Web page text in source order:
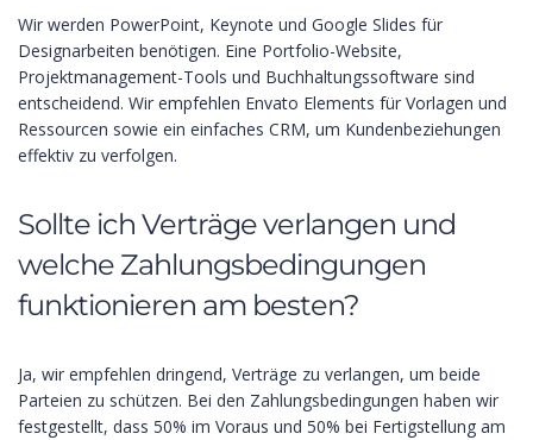
Wir werden PowerPoint, Keynote und Google Slides für
Designarbeiten benötigen. Eine Portfolio-Website,
Projektmanagement-Tools und Buchhaltungssoftware sind
entscheidend. Wir empfehlen Envato Elements für Vorlagen und
Ressourcen sowie ein einfaches CRM, um Kundenbeziehungen
effektiv zu verfolgen.
Sollte ich Verträge verlangen und
welche Zahlungsbedingungen
funktionieren am besten?
Ja, wir empfehlen dringend, Verträge zu verlangen, um beide
Parteien zu schützen. Bei den Zahlungsbedingungen haben wir
festgestellt, dass 50% im Voraus und 50% bei Fertigstellung am